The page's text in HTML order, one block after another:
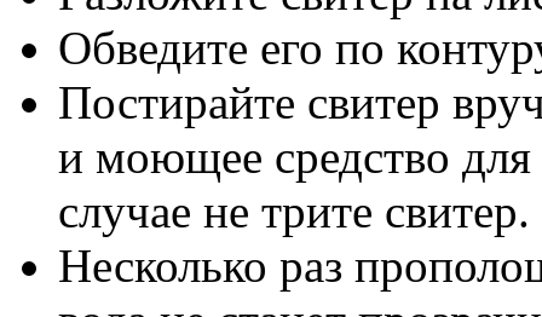
Обведите его по
Постирайте свитер
и моющее средство
случае не трите свитер.
Несколько раз